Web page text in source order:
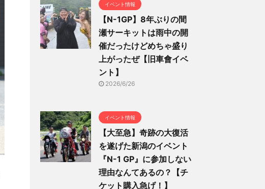
イベント情報
【N-1GP】8年ぶりの間
瀬サーキットは雨中の開
催だったけどめちゃ盛り
上がったぜ【旧車會イベ
ント】
2026/6/26
イベント情報
【大至急】奇跡の大復活
を遂げた新潟のイベント
『N-1 GP』に参加しない
理由なんてあるの？【チ
ケット購入急げ！】